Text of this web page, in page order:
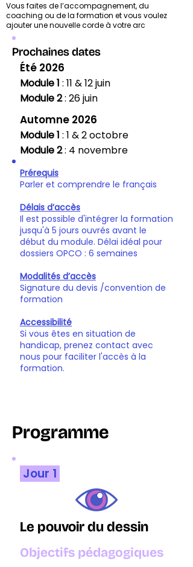
Vous faites de l’accompagnement, du
coaching ou de la formation et vous voulez
ajouter une nouvelle corde à votre arc​​​​​​​
Prochaines dates
Été 2026
Module 1 : 11 & 12 juin
Module 2: 26 juin
Automne 2026
Module 1 : 1 & 2 octobre
Module 2: 4 novembre
Prérequis
Parler et comprendre le français
Délais d’accès
Il est possible d'intégrer la formation
jusqu'à 5 jours ouvrés avant le
début du module. Délai idéal pour
dossiers OPCO : 6 semaines
Modalités d’accès
Signature du devis /convention de
formation
Accessibilité
Si vous êtes en situation de
handicap, prenez contact avec
nous pour faciliter l'accès à la
formation.
Programme
Jour 1
Le pouvoir du dessin
Objectifs pédagogiques